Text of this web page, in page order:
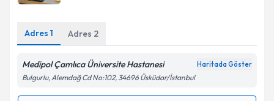
Metni'ni okudum ve kişisel verilerimin belirtilen
kapsamda işlenmesini kabul ediyorum.
Adres 1 Adres 2
Medipol Çamlıca Üniversite Hastanesi Haritada Göster
Bulgurlu, Alemdağ Cd No:102, 34696 Üsküdar/İstanbul